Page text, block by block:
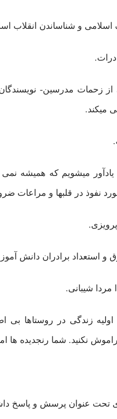
و شناساندن انقلاب
زحمات مدرسین- نویسندگان
میکند.
میشویم که همیشه نمی
مورد نفوذ در قلبها و مراعات
استعداد برادران دانش
شیبانی.
زندگی در روستاها بی
نکنید. شما رنجدیده ها
تحت عنوان پرسش و پاسخ